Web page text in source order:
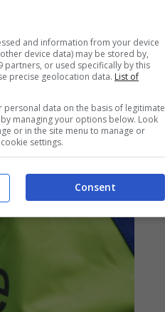
le operazioni
che arrivi il vostro
and information from your device
device data) may be stored by,
partners, or used specifically by this
precise geolocation data. List of
personal data on the basis of legitimate
managing your options below. Look
or in the site menu to manage or
settings.
Consent